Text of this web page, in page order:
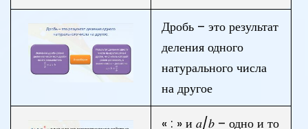
Дробь – это результат
деления одного
натурального числа
на другое
« : » и 𝑎/𝑏 – одно и то